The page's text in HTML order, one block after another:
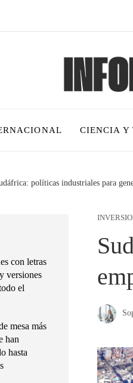
CIENCIA Y
políticas industriales para
con letras
versiones
el
mesa más
han
hasta